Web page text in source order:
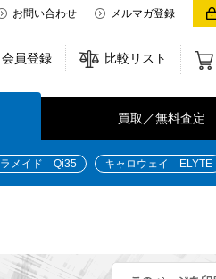
お問い合わせ メルマガ登録
比較リスト
会員登録
買取／無料査定
メイド Qi35 キャロウェイ ELYTE